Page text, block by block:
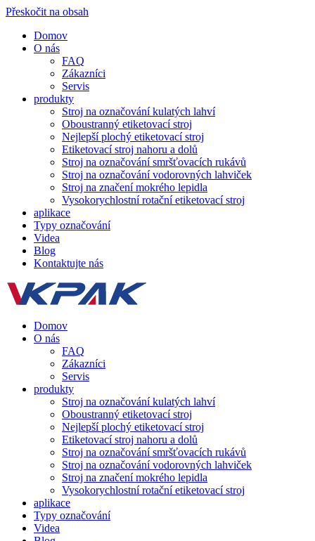
Přeskočit na obsah
Domov
O nás
FAQ
Zákazníci
Servis
produkty
Stroj na označování kulatých lahví
Oboustranný etiketovací stroj
Nejlepší plochý etiketovací stroj
Etiketovací stroj nahoru a dolů
Stroj na označování smršťovacích rukávů
Stroj na označování vodorovných lahviček
Stroj na značení mokrého lepidla
Vysokorychlostní rotační etiketovací stroj
aplikace
Typy označování
Videa
Blog
Kontaktujte nás
Domov
O nás
FAQ
Zákazníci
Servis
produkty
Stroj na označování kulatých lahví
Oboustranný etiketovací stroj
Nejlepší plochý etiketovací stroj
Etiketovací stroj nahoru a dolů
Stroj na označování smršťovacích rukávů
Stroj na označování vodorovných lahviček
Stroj na značení mokrého lepidla
Vysokorychlostní rotační etiketovací stroj
aplikace
Typy označování
Videa